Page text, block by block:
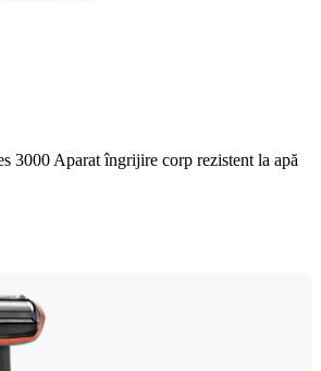
3000 Aparat îngrijire corp rezistent la apă